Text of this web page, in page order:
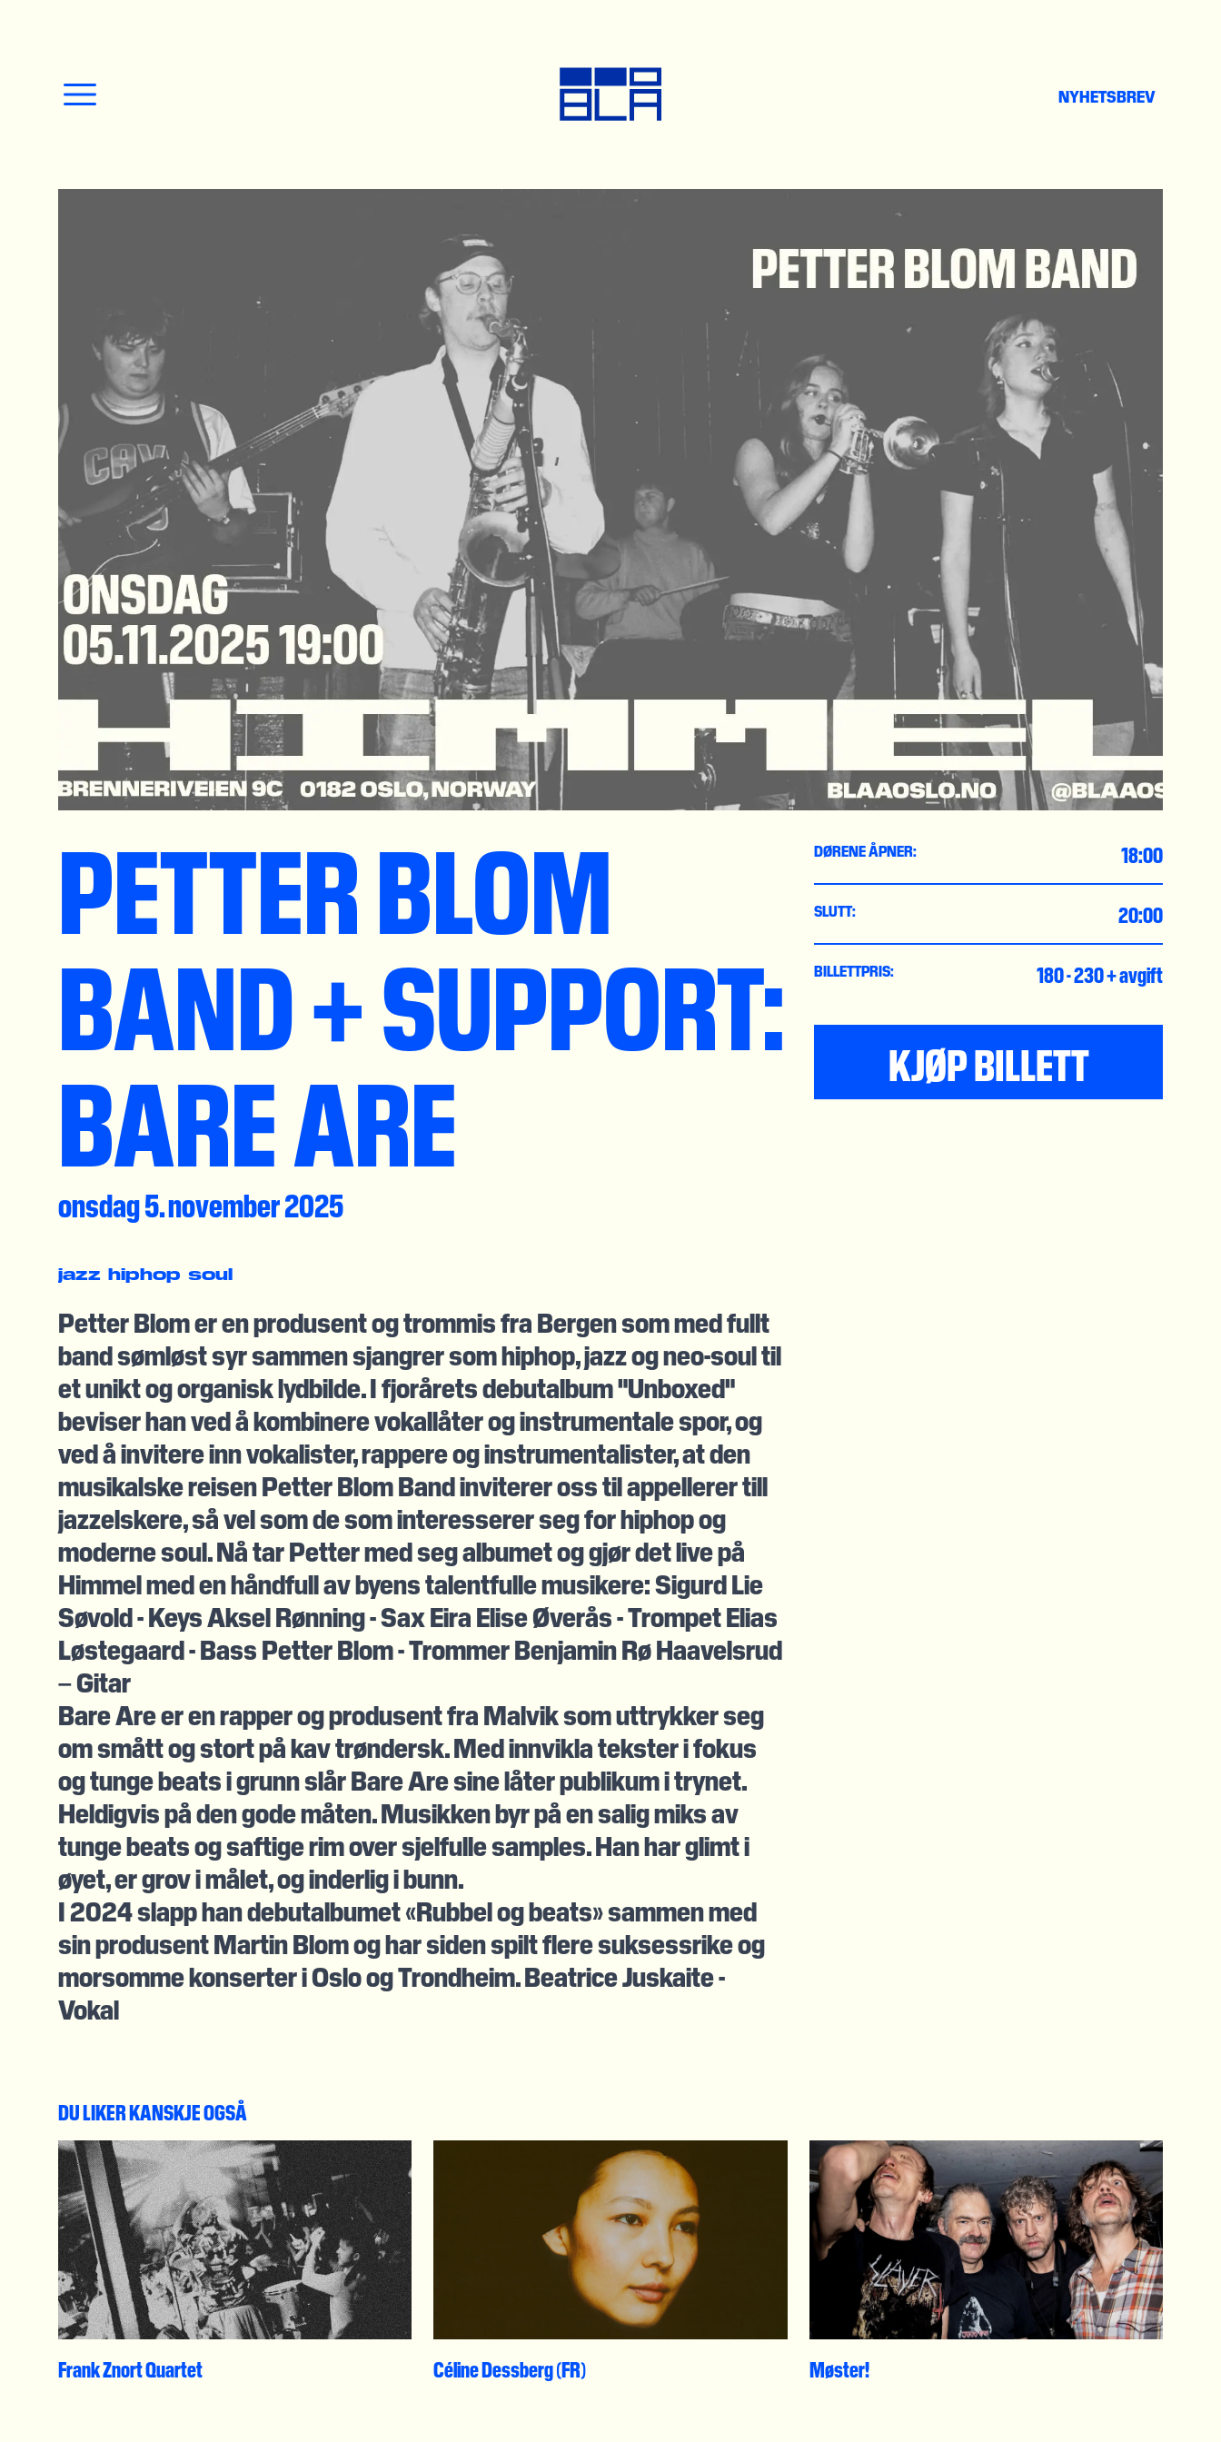
NYHETSBREV
PETTER BLOM
BAND + SUPPORT:
BARE ARE
onsdag 5. november 2025
jazz hiphop soul
Petter Blom er en produsent og trommis fra Bergen som med fullt
band sømløst syr sammen sjangrer som hiphop, jazz og neo-soul til
et unikt og organisk lydbilde. I fjorårets debutalbum "Unboxed"
beviser han ved å kombinere vokallåter og instrumentale spor, og
ved å invitere inn vokalister, rappere og instrumentalister, at den
musikalske reisen Petter Blom Band inviterer oss til appellerer till
jazzelskere, så vel som de som interesserer seg for hiphop og
moderne soul. Nå tar Petter med seg albumet og gjør det live på
Himmel med en håndfull av byens talentfulle musikere: Sigurd Lie
Søvold - Keys Aksel Rønning - Sax Eira Elise Øverås - Trompet Elias
Løstegaard - Bass Petter Blom - Trommer Benjamin Rø Haavelsrud
– Gitar
Bare Are er en rapper og produsent fra Malvik som uttrykker seg
om smått og stort på kav trøndersk. Med innvikla tekster i fokus
og tunge beats i grunn slår Bare Are sine låter publikum i trynet.
Heldigvis på den gode måten. Musikken byr på en salig miks av
tunge beats og saftige rim over sjelfulle samples. Han har glimt i
øyet, er grov i målet, og inderlig i bunn.
I 2024 slapp han debutalbumet «Rubbel og beats» sammen med
sin produsent Martin Blom og har siden spilt flere suksessrike og
morsomme konserter i Oslo og Trondheim. Beatrice Juskaite -
Vokal
DØRENE ÅPNER: 18:00
SLUTT: 20:00
BILLETTPRIS: 180 - 230 + avgift
KJØP BILLETT
DU LIKER KANSKJE OGSÅ
Frank Znort Quartet Céline Dessberg (FR) Møster!